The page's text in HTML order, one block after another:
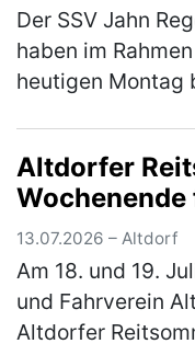
Der SSV Jahn
haben im
heutigen Montag
(mehr)
Altdorfer
13.07.2026 – Altdorf
Am 18. und 19.
und Fahrverein
Altdorfer